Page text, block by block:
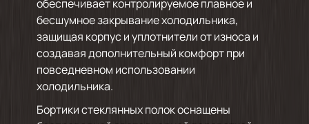
обеспечивает контролируемое плавное и
бесшумное закрывание холодильника,
защищая корпус и уплотнители от износа и
создавая дополнительный комфорт при
повседневном использовании
холодильника.
Бортики стеклянных полок оснащены